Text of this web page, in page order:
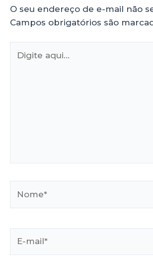
O seu endereço de e-mail não
Campos obrigatórios são